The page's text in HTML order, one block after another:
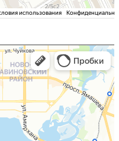
ближайшее метро Новокузнецкая —